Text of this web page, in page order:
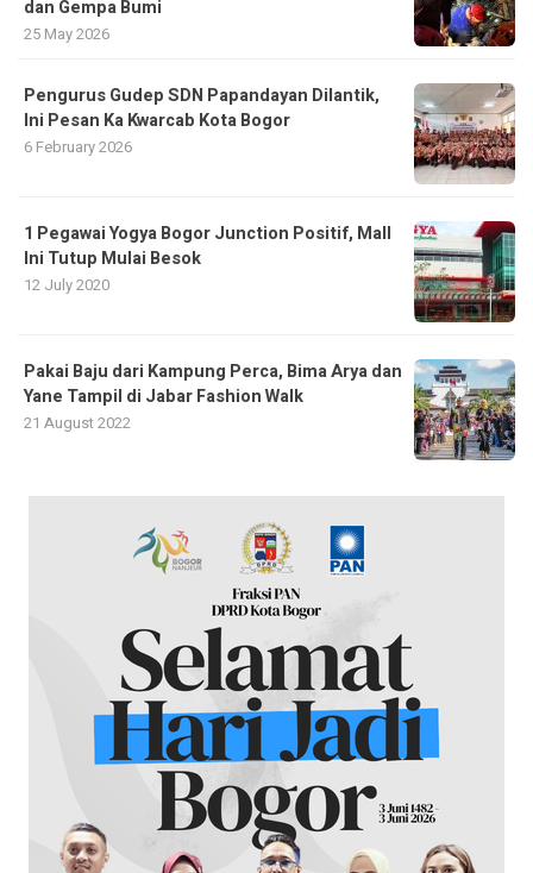
dan Gempa Bumi
25 May 2026
Pengurus Gudep SDN Papandayan Dilantik,
Ini Pesan Ka Kwarcab Kota Bogor
6 February 2026
1 Pegawai Yogya Bogor Junction Positif, Mall
Ini Tutup Mulai Besok
12 July 2020
Pakai Baju dari Kampung Perca, Bima Arya dan
Yane Tampil di Jabar Fashion Walk
21 August 2022